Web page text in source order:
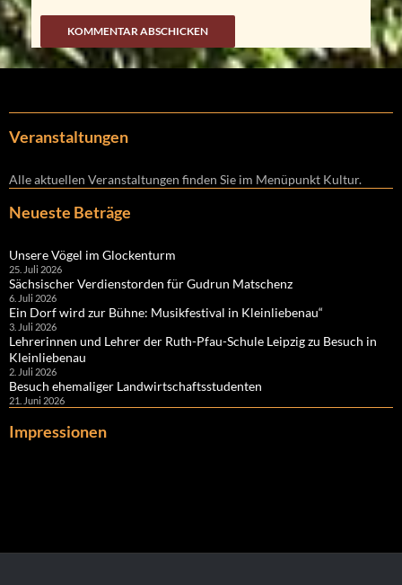
Veranstaltungen
Alle aktuellen Veranstaltungen finden Sie im Menüpunkt Kultur.
Neueste Beträge
Unsere Vögel im Glockenturm
25. Juli 2026
Sächsischer Verdienstorden für Gudrun Matschenz
6. Juli 2026
Ein Dorf wird zur Bühne: Musikfestival in Kleinliebenau“
3. Juli 2026
Lehrerinnen und Lehrer der Ruth-Pfau-Schule Leipzig zu Besuch in
Kleinliebenau
2. Juli 2026
Besuch ehemaliger Landwirtschaftsstudenten
21. Juni 2026
Impressionen